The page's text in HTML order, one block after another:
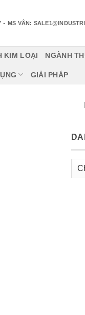
-MS VÂN:
KIM LOẠI NGÀNH
GIẢI PHÁP